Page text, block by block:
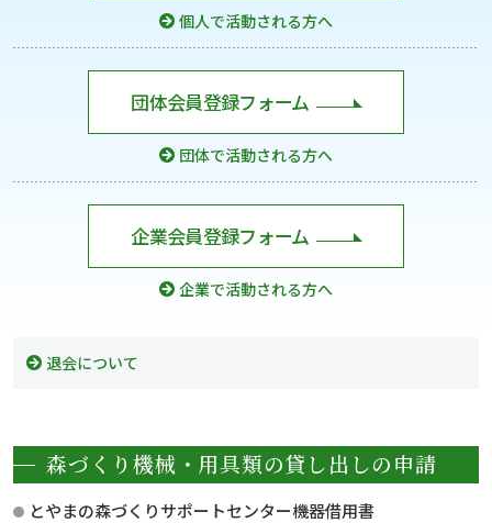
個人で活動される方へ
団体会員登録フォーム
団体で活動される方へ
企業会員登録フォーム
企業で活動される方へ
退会について
森づくり機械・用具類の貸し出しの申請
とやまの森づくりサポートセンター機器借用書